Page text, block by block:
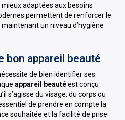
adaptées aux besoins
permettent de renforcer le
un niveau d’hygiène
bon appareil beauté
de bien identifier ses
appareil beautéest conçu
s’agisse du visage, du corps ou
de prendre en compte la
souhaitée et la facilité de prise